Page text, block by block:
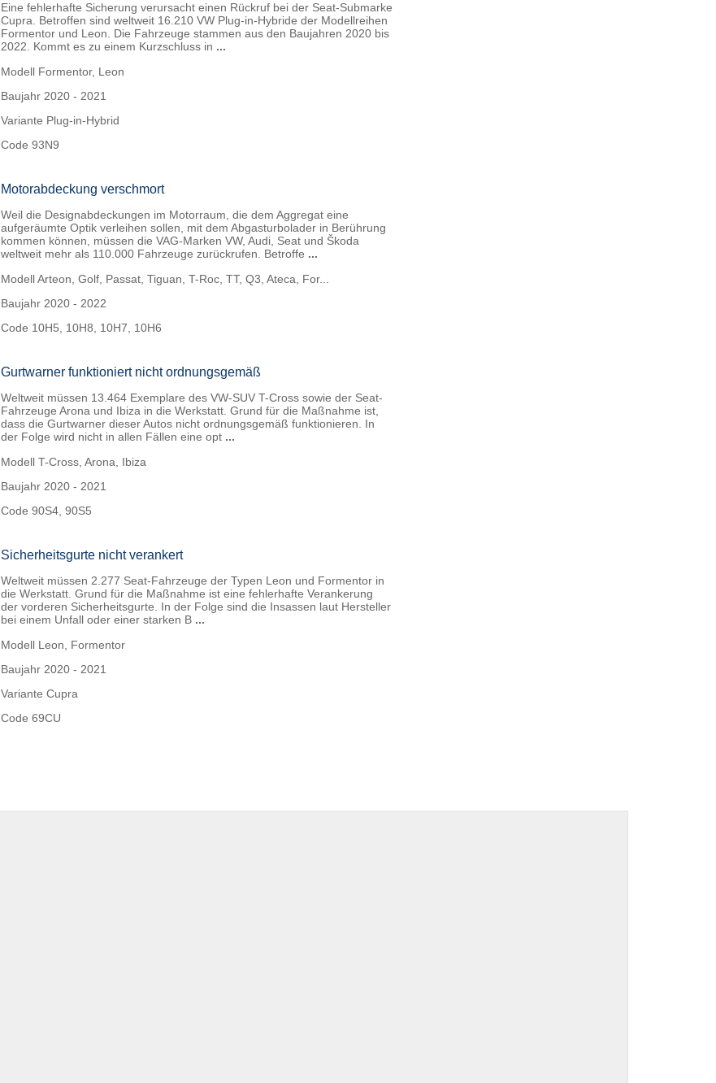
Eine fehlerhafte Sicherung verursacht einen Rückruf bei der Seat-Submarke
Cupra. Betroffen sind weltweit 16.210 VW Plug-in-Hybride der Modellreihen
Formentor und Leon. Die Fahrzeuge stammen aus den Baujahren 2020 bis
2022. Kommt es zu einem Kurzschluss in ...
Modell Formentor, Leon
Baujahr2020 - 2021
Variante Plug-in-Hybrid
Code93N9
Motorabdeckung verschmort
Weil die Designabdeckungen im Motorraum, die dem Aggregat eine
aufgeräumte Optik verleihen sollen, mit dem Abgasturbolader in Berührung
kommen können, müssen die VAG-Marken VW, Audi, Seat und Škoda
weltweit mehr als 110.000 Fahrzeuge zurückrufen. Betroffe ...
ModellArteon, Golf, Passat, Tiguan, T-Roc, TT, Q3, Ateca, For...
Baujahr2020 - 2022
Code 10H5, 10H8, 10H7, 10H6
Gurtwarner funktioniert nicht ordnungsgemäß
Weltweit müssen 13.464 Exemplare des VW-SUV T-Cross sowie der Seat-
Fahrzeuge Arona und Ibiza in die Werkstatt. Grund für die Maßnahme ist,
dass die Gurtwarner dieser Autos nicht ordnungsgemäß funktionieren. In
der Folge wird nicht in allen Fällen eine opt ...
ModellT-Cross, Arona, Ibiza
Baujahr2020 - 2021
Code90S4, 90S5
Sicherheitsgurte nicht verankert
Weltweit müssen 2.277 Seat-Fahrzeuge der Typen Leon und Formentor in
die Werkstatt. Grund für die Maßnahme ist eine fehlerhafte Verankerung
der vorderen Sicherheitsgurte. In der Folge sind die Insassen laut Hersteller
bei einem Unfall oder einer starken B ...
Modell Leon, Formentor
Baujahr2020 - 2021
VarianteCupra
Code69CU